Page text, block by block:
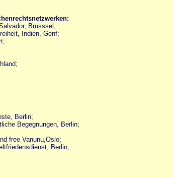
Brüsssel;
Indien, Genf;
Berlin;
Begegnungen, Berlin;
free Vanunu,Oslo;
Berlin;